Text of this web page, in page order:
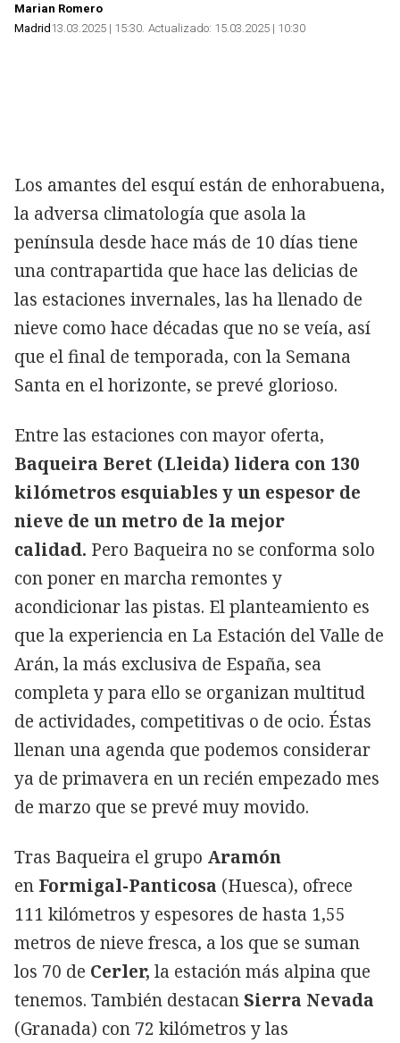
Marian Romero
Madrid13.03.2025 | 15:30 Actualizado: 15.03.2025 | 10:30
Los amantes del esquí están de enhorabuena,
la adversa climatología que asola la
península desde hace más de 10 días tiene
una contrapartida que hace las delicias de
las estaciones invernales, las ha llenado de
nieve como hace décadas que no se veía, así
que el final de temporada, con la Semana
Santa en el horizonte, se prevé glorioso.
Entre las estaciones con mayor oferta,
Baqueira Beret (Lleida) lidera con 130
kilómetros esquiables y un espesor de
nieve de un metro de la mejor
calidad. Pero Baqueira no se conforma solo
con poner en marcha remontes y
acondicionar las pistas. El planteamiento es
que la experiencia en La Estación del Valle de
Arán, la más exclusiva de España, sea
completa y para ello se organizan multitud
de actividades, competitivas o de ocio. Éstas
llenan una agenda que podemos considerar
ya de primavera en un recién empezado mes
de marzo que se prevé muy movido.
Tras Baqueira el grupo Aramón
en Formigal-Panticosa (Huesca), ofrece
111 kilómetros y espesores de hasta 1,55
metros de nieve fresca, a los que se suman
los 70 de Cerler, la estación más alpina que
tenemos. También destacanSierra Nevada
(Granada) con 72 kilómetros y las